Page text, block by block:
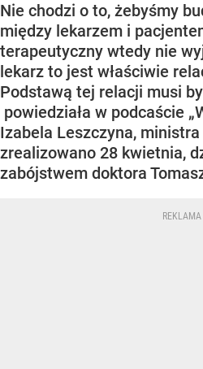
Nie chodzi o to, żebyśmy
między lekarzem i
terapeutyczny wtedy nie
lekarz to jest właściwie
Podstawą tej relacji musi
powiedziała w podcaście
Izabela Leszczyna,
zrealizowano 28 kwietnia,
zabójstwem doktora